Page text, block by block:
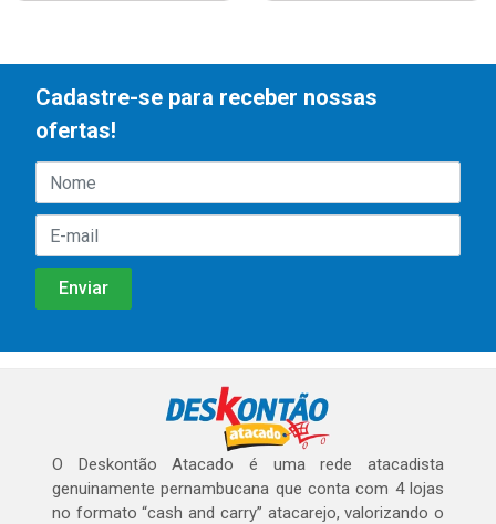
Cadastre-se para receber nossas
ofertas!
O Deskontão Atacado é uma rede atacadista
genuinamente pernambucana que conta com 4 lojas
no formato “cash and carry” atacarejo, valorizando o